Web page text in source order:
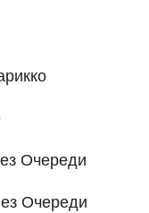
Очереди
Очереди